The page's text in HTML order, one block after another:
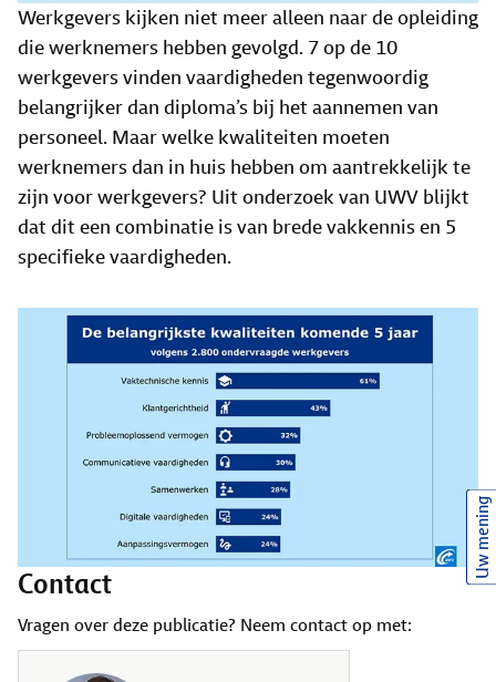
Werkgevers kijken niet meer alleen naar de opleiding
die werknemers hebben gevolgd. 7 op de 10
werkgevers vinden vaardigheden tegenwoordig
belangrijker dan diploma’s bij het aannemen van
personeel. Maar welke kwaliteiten moeten
werknemers dan in huis hebben om aantrekkelijk te
zijn voor werkgevers? Uit onderzoek van UWV blijkt
dat dit een combinatie is van brede vakkennis en 5
specifieke vaardigheden.
Contact
Vragen over deze publicatie? Neem contact op met:
Uw mening